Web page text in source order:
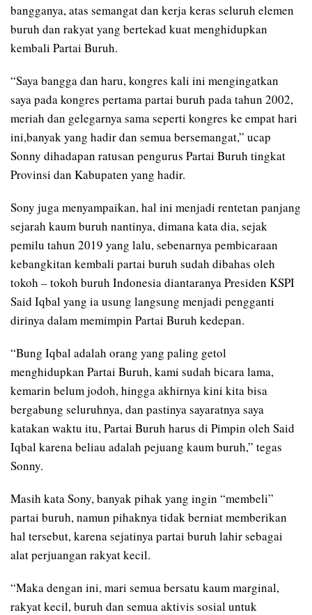
bangganya, atas semangat dan kerja keras seluruh elemen
buruh dan rakyat yang bertekad kuat menghidupkan
kembali Partai Buruh.
“Saya bangga dan haru, kongres kali ini mengingatkan
saya pada kongres pertama partai buruh pada tahun 2002,
meriah dan gelegarnya sama seperti kongres ke empat hari
ini,banyak yang hadir dan semua bersemangat,” ucap
Sonny dihadapan ratusan pengurus Partai Buruh tingkat
Provinsi dan Kabupaten yang hadir.
Sony juga menyampaikan, hal ini menjadi rentetan panjang
sejarah kaum buruh nantinya, dimana kata dia, sejak
pemilu tahun 2019 yang lalu, sebenarnya pembicaraan
kebangkitan kembali partai buruh sudah dibahas oleh
tokoh – tokoh buruh Indonesia diantaranya Presiden KSPI
Said Iqbal yang ia usung langsung menjadi pengganti
dirinya dalam memimpin Partai Buruh kedepan.
“Bung Iqbal adalah orang yang paling getol
menghidupkan Partai Buruh, kami sudah bicara lama,
kemarin belum jodoh, hingga akhirnya kini kita bisa
bergabung seluruhnya, dan pastinya sayaratnya saya
katakan waktu itu, Partai Buruh harus di Pimpin oleh Said
Iqbal karena beliau adalah pejuang kaum buruh,” tegas
Sonny.
Masih kata Sony, banyak pihak yang ingin “membeli”
partai buruh, namun pihaknya tidak berniat memberikan
hal tersebut, karena sejatinya partai buruh lahir sebagai
alat perjuangan rakyat kecil.
“Maka dengan ini, mari semua bersatu kaum marginal,
rakyat kecil, buruh dan semua aktivis sosial untuk